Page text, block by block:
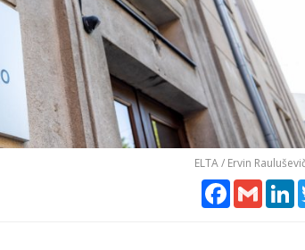
ELTA / Ervin
Facebook
Gmail